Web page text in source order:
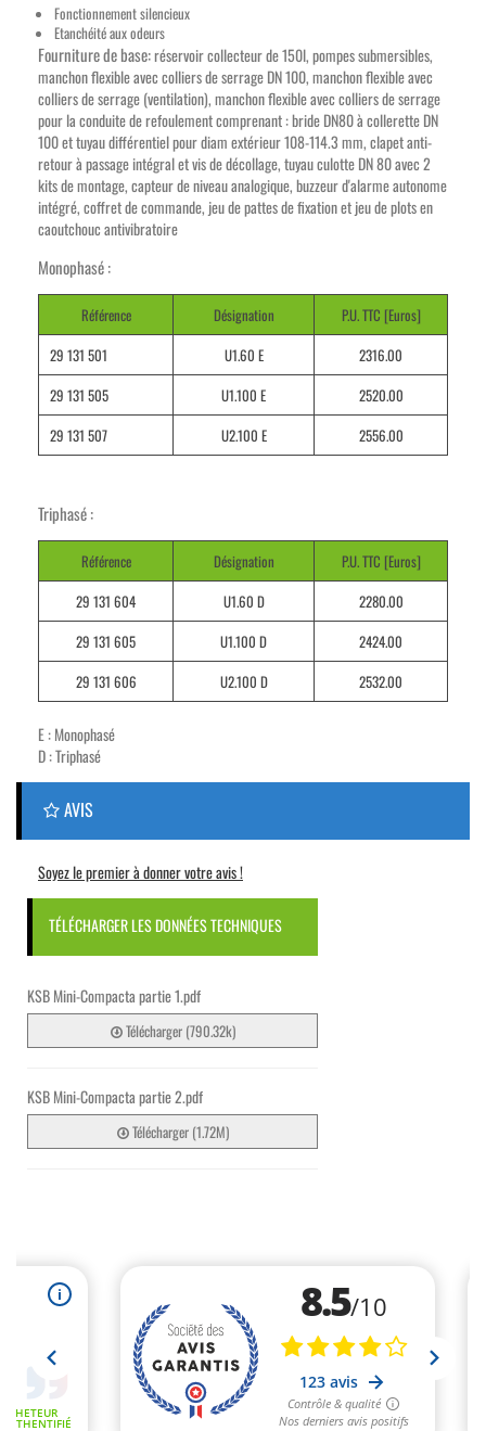
Fonctionnement silencieux
Etanchéité aux odeurs
Fourniture de base:réservoir collecteur de 150l, pompes submersibles,
manchon flexible avec colliers de serrage DN 100, manchon flexible avec
colliers de serrage (ventilation), manchon flexible avec colliers de serrage
pour la conduite de refoulement comprenant : bride DN80 à collerette DN
100 et tuyau différentiel pour diam extérieur 108-114.3 mm, clapet anti-
retour à passage intégral et vis de décollage, tuyau culotte DN 80 avec 2
kits de montage, capteur de niveau analogique, buzzeur d'alarme autonome
intégré, coffret de commande, jeu de pattes de fixation et jeu de plots en
caoutchouc antivibratoire
Monophasé :
Référence Désignation
P.U. TTC [Euros]
29 131 501
U1.60 E
2316.00
29 131 505
U1.100 E
2520.00
29 131 507
U2.100 E 2556.00
Triphasé :
Référence Désignation
P.U. TTC [Euros]
29 131 604
U1.60 D
2280.00
29 131 605
U1.100 D
2424.00
29 131 606
U2.100 D 2532.00
E : Monophasé
D : Triphasé
AVIS
Soyez le premier à donner votre avis !
TÉLÉCHARGER LES DONNÉES TECHNIQUES
KSB Mini-Compacta partie 1.pdf
Télécharger (790.32k)
KSB Mini-Compacta partie 2.pdf
Télécharger (1.72M)